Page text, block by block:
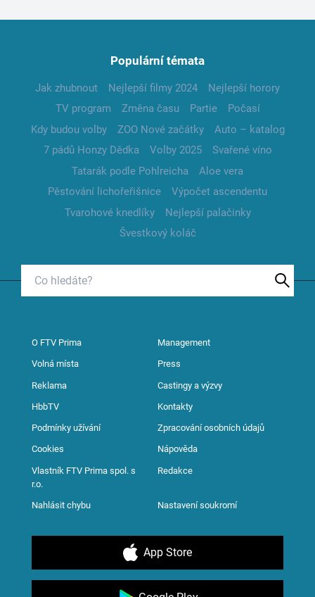
Populární témata
Jak zhubnout Nejlepší filmy 2024
Nejlepší horory
TV program
Změna času Partie
Počasí
Kdy budou volby
ZOO Nové začátky
Auto – katalog
7 pádů Honzy Dědka
Volby 2025
Svařené víno
Tatarák podle Pohlreicha
Aloe vera
Pěstování lichořeřišnice
Výpočet ascendentu
Tvarohové knedlíky
Nejlepší palačinky
Švestkový koláč
O FTV Prima Management
Volná místa Press
Reklama Castingy a výzvy
HbbTV Kontakty
Podmínky užívání Zpracování osobních údajů
Cookies Nápověda
Vlastník FTV Prima spol. s
r.o.
Redakce
Nahlásit chybu Nastavení soukromí
App Store